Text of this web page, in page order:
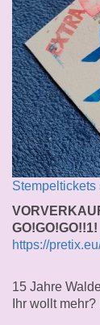
Stempeltickets
GO!GO!GO!!1!
https://
15 Jahre
Ihr wollt